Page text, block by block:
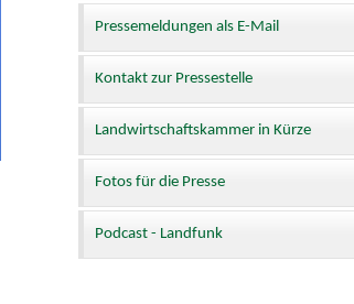
Pressemeldungen als E-Mail
Kontakt zur Pressestelle
Landwirtschaftskammer in Kürze
Fotos für die Presse
Podcast - Landfunk